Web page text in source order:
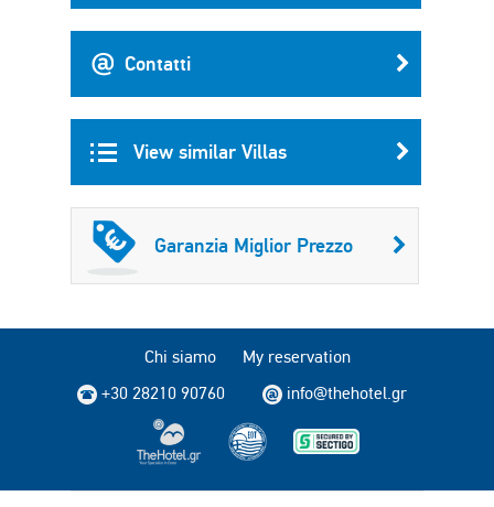
Contatti
View similar Villas
Garanzia Miglior Prezzo
Chi siamo
My reservation
+30 28210 90760
info@thehotel.gr